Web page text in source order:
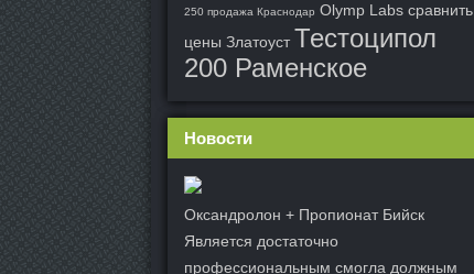
250 продажа Краснодар Olymp Labs сравнить
цены Златоуст Тестоципол
200 Раменское
Новости
Оксандролон + Пропионат Бийск
Является достаточно
профессиональным смогла должным